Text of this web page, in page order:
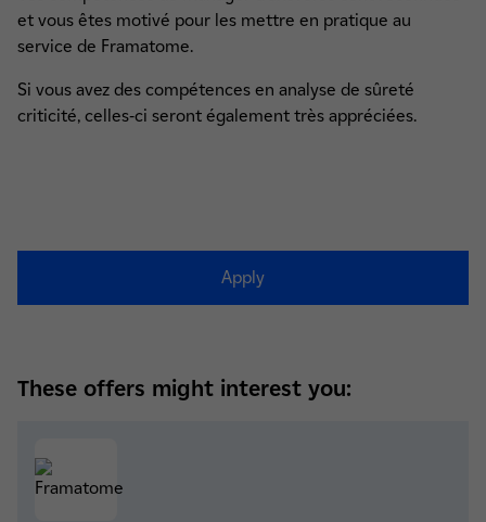
et vous êtes motivé pour les mettre en pratique au
service de Framatome.
Si vous avez des compétences en analyse de sûreté
criticité, celles-ci seront également très appréciées.
Apply
These offers might interest you: